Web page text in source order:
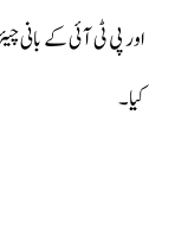
اور پی ٹی آئی کے بانی
کیا۔